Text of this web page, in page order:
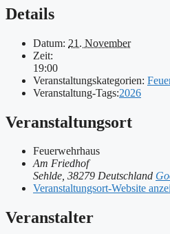
Details
Datum: 21. November
Zeit:
19:00
Veranstaltungskategorien:
Veranstaltung-Tags:2026
Veranstaltungsort
Feuerwehrhaus
Am Friedhof
Sehlde, 38279 Deutschland
Veranstaltungsort-Website
Veranstalter